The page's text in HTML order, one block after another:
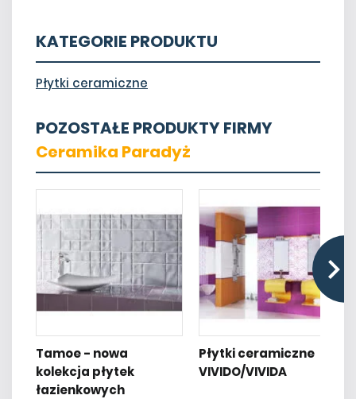
KATEGORIE PRODUKTU
Płytki ceramiczne
POZOSTAŁE PRODUKTY FIRMY
Ceramika Paradyż
Tamoe - nowa
kolekcja płytek
łazienkowych
Płytki ceramiczne
VIVIDO/VIVIDA